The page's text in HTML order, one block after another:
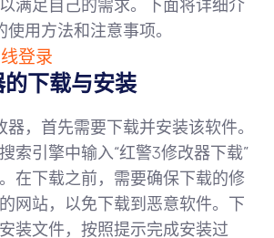
满足自己的需求。下面将详细介
用方法和注意事项。
登录
下载与安装
，首先需要下载并安装该软件。
索引擎中输入“红警3修改器下载”
在下载之前，需要确保下载的修
网站，以免下载到恶意软件。下
装文件，按照提示完成安装过